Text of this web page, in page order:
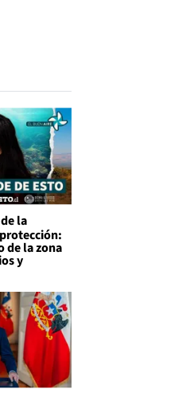
la
de la zona
y